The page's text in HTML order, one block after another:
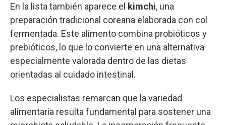
En la lista también aparece el kimchi, una
preparación tradicional coreana elaborada con col
fermentada. Este alimento combina probióticos y
prebióticos, lo que lo convierte en una alternativa
especialmente valorada dentro de las dietas
orientadas al cuidado intestinal.
Los especialistas remarcan que la variedad
alimentaria resulta fundamental para sostener una